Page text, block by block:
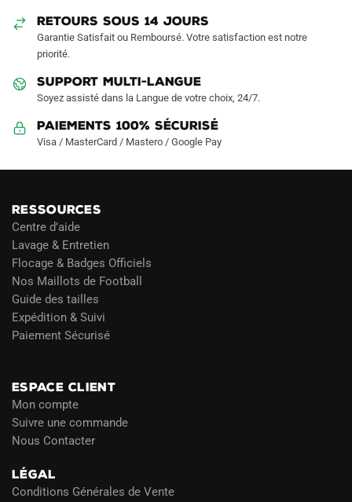
RETOURS SOUS 14 JOURS
Garantie Satisfait ou Remboursé. Votre satisfaction est notre
priorité.
SUPPORT MULTI-LANGUE
Soyez assisté dans la Langue de votre choix, 24/7.
Paiements 100% Sécurisé
Visa / MasterCard / Mastero / Google Pay
RESSOURCES
Centre d’aide
Lavage & Entretien
Flocage & Badges Officiels
Nos Maillots de Football
Guide des tailles
Expédition & Suivi
Paiement Sécurisé
ESPACE CLIENT
Mon compte
Suivre une commande
Nous Contacter
LÉGAL
Conditions Générales de Vente